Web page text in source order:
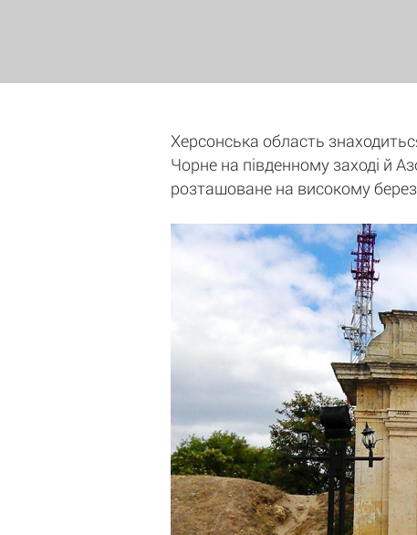
Херсонська область
Чорне на південному заході й
розташоване на високому